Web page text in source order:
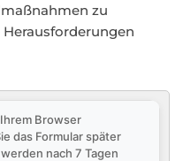
zu
Browser
das Formular später
nach 7 Tagen